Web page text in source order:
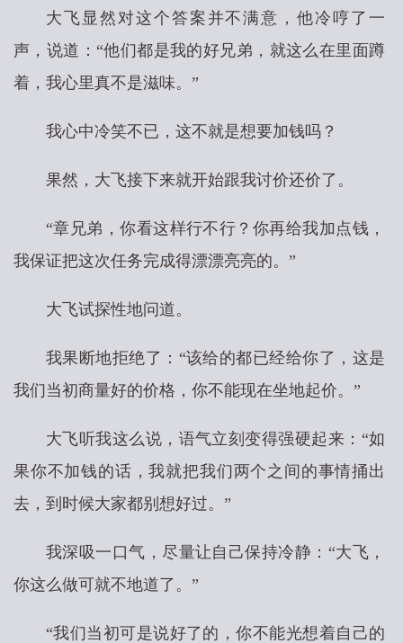
大飞显然对这个答案并不满意，他冷哼了一
声，说道：“他们都是我的好兄弟，就这么在里面蹲
着，我心里真不是滋味。”
我心中冷笑不已，这不就是想要加钱吗？
果然，大飞接下来就开始跟我讨价还价了。
“章兄弟，你看这样行不行？你再给我加点钱，
我保证把这次任务完成得漂漂亮亮的。”
大飞试探性地问道。
我果断地拒绝了：“该给的都已经给你了，这是
我们当初商量好的价格，你不能现在坐地起价。”
大飞听我这么说，语气立刻变得强硬起来：“如
果你不加钱的话，我就把我们两个之间的事情捅出
去，到时候大家都别想好过。”
我深吸一口气，尽量让自己保持冷静：“大飞，
你这么做可就不地道了。”
“我们当初可是说好了的，你不能光想着自己的